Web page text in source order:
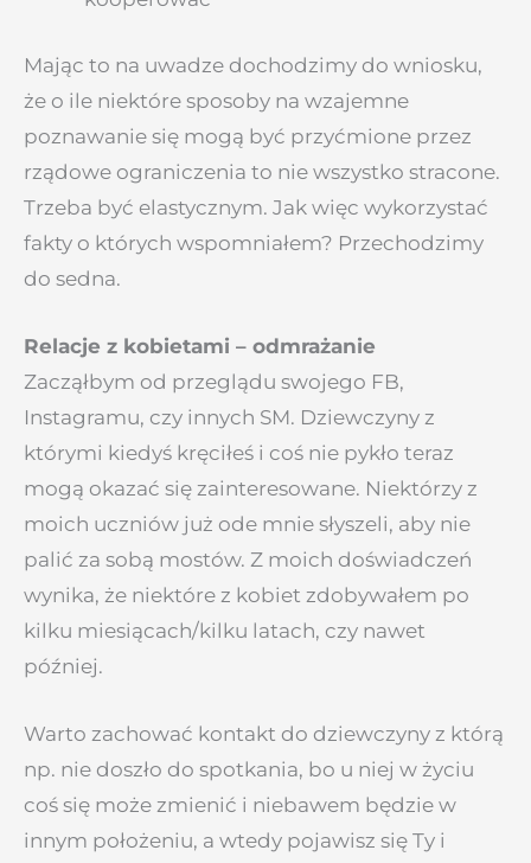
Mając to na uwadze dochodzimy do wniosku,
że o ile niektóre sposoby na wzajemne
poznawanie się mogą być przyćmione przez
rządowe ograniczenia to nie wszystko stracone.
Trzeba być elastycznym. Jak więc wykorzystać
fakty o których wspomniałem? Przechodzimy
do sedna.
Relacje z kobietami – odmrażanie
Zacząłbym od przeglądu swojego FB,
Instagramu, czy innych SM. Dziewczyny z
którymi kiedyś kręciłeś i coś nie pykło teraz
mogą okazać się zainteresowane. Niektórzy z
moich uczniów już ode mnie słyszeli, aby nie
palić za sobą mostów. Z moich doświadczeń
wynika, że niektóre z kobiet zdobywałem po
kilku miesiącach/kilku latach, czy nawet
później.
Warto zachować kontakt do dziewczyny z którą
np. nie doszło do spotkania, bo u niej w życiu
coś się może zmienić i niebawem będzie w
innym położeniu, a wtedy pojawisz się Ty i